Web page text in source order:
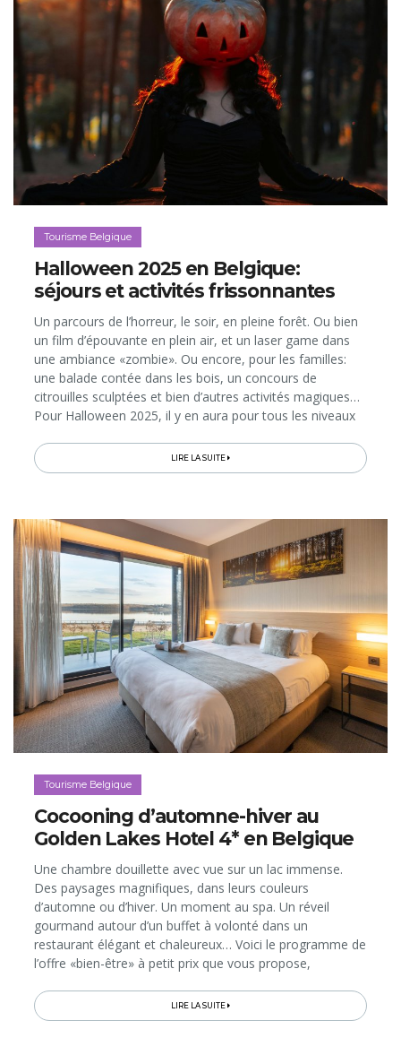
Tourisme Belgique
Halloween 2025 en Belgique:
séjours et activités frissonnantes
Un parcours de l’horreur, le soir, en pleine forêt. Ou bien
un film d’épouvante en plein air, et un laser game dans
une ambiance «zombie». Ou encore, pour les familles:
une balade contée dans les bois, un concours de
citrouilles sculptées et bien d’autres activités magiques…
Pour Halloween 2025, il y en aura pour tous les niveaux
LIRE LA SUITE
Tourisme Belgique
Cocooning d’automne-hiver au
Golden Lakes Hotel 4* en Belgique
Une chambre douillette avec vue sur un lac immense.
Des paysages magnifiques, dans leurs couleurs
d’automne ou d’hiver. Un moment au spa. Un réveil
gourmand autour d’un buffet à volonté dans un
restaurant élégant et chaleureux… Voici le programme de
l’offre «bien-être» à petit prix que vous propose,
Golden Lakes Hotel 4*. Direction les lacs...
LIRE LA SUITE